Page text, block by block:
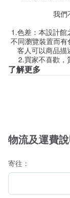
我們
1.色差：本設計
不同瀏覽裝置而
客人可以商品描
2.買家不喜歡，
了解更多
物流及運費說
寄往：